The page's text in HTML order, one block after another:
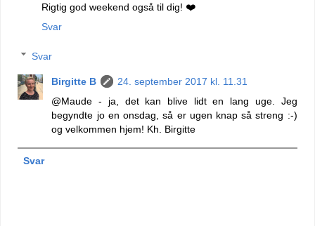
Rigtig god weekend også til dig! ❤️
Svar
Svar
Birgitte B
24. september 2017 kl. 11.31
@Maude - ja, det kan blive lidt en lang uge. Jeg
begyndte jo en onsdag, så er ugen knap så streng :-)
og velkommen hjem! Kh. Birgitte
Svar